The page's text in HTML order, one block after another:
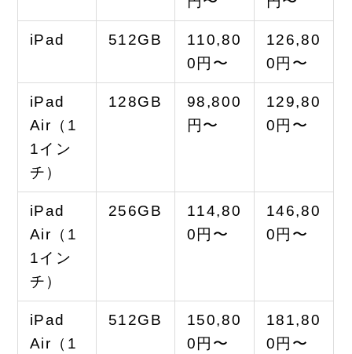
iPad 512GB
110,80
0円〜
126,80
0円〜
iPad
Air（1
1イン
チ）
128GB
98,800
円〜
129,80
0円〜
iPad
Air（1
1イン
チ）
256GB
114,80
0円〜
146,80
0円〜
iPad
Air（1
512GB
150,80
0円〜
181,80
0円〜